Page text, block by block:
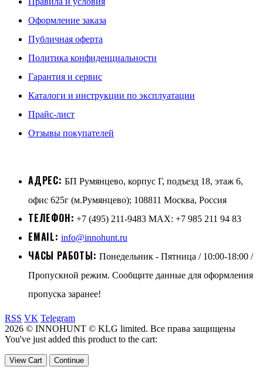
Оформление заказа
Публичная оферта
Политика конфиденциальности
Гарантия и сервис
Каталоги и инструкции по эксплуатации
Прайс-лист
Отзывы покупателей
АДРЕС: БП Румянцево, корпус Г, подъезд 18, этаж 6,
офис 625г (м.Румянцево); 108811 Москва, Россия
ТЕЛЕФОН: +7 (495) 211-9483 MAX: +7 985 211 94 83
EMAIL: info@innohunt.ru
ЧАСЫ РАБОТЫ: Понедельник - Пятница / 10:00-18:00 /
Пропускной режим. Сообщите данные для оформления
пропуска заранее!
RSS VK Telegram
2026 © INNOHUNT © KLG limited. Все права защищены
You've just added this product to the cart:
View Cart Continue